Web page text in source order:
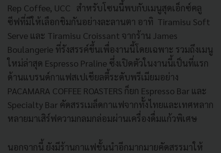
Rep Coffee, UCC สำหรับโซนนี้พบกับเมนูสุดเอ็กซ์คลู
ซีฟที่มีให้เลือกชิมกันอย่างละลานตา อาทิ Tiramisu Soft
Serve และ Tiramisu Croissant จากร้าน James
Boulangerie ที่รังสรรค์ขึ้นเพื่องานนี้โดยเฉพาะ รวมถึงเมนู
ใหม่ล่าสุด Espresso Praline ซึ่งเปิดตัวในงานนี้เป็นที่แรก
ด้านแบรนด์กาแฟสเปเชียลตี้ระดับพรีเมียมอย่าง
PACAMARA COFFEE ROASTERS ก็ยก Espresso Bar และ
Specialty Bar คัดสรรเมล็ดกาแฟจากทั้งไทยและเทศหลาก
หลายมาเสิร์ฟความกลมกล่อมผ่านเครื่องดื่มแก้วพิเศษ
นอกจากนี้ ยังมีร้านกาแฟชั้นนำอีกมากมายคัดสรรมาให้